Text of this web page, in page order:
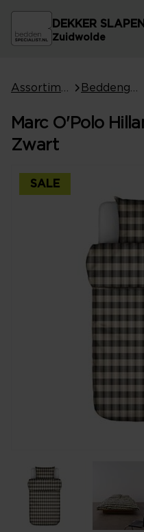
DEKKER SLAPEN
Zuidwolde
Marc O'Polo
Zwart
SALE